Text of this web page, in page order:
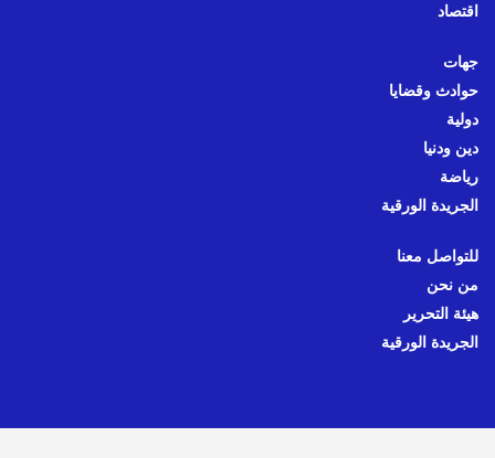
اقتصاد
جهات
حوادث وقضايا
دولية
دين ودنيا
رياضة
الجريدة الورقية
للتواصل معنا
من نحن
هيئة التحرير
الجريدة الورقية